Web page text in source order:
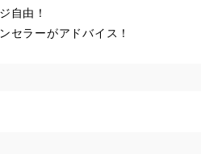
自由！
セラーがアドバイス！